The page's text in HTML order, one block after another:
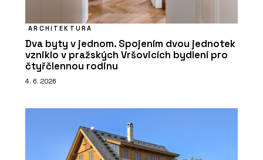
ARCHITEKTURA
Dva byty v jednom. Spojením dvou jednotek
vzniklo v pražských Vršovicích bydlení pro
čtyřčlennou rodinu
4. 6. 2026